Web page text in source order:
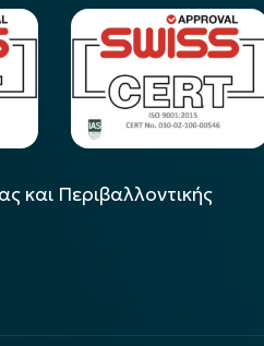
και Περιβαλλοντικής